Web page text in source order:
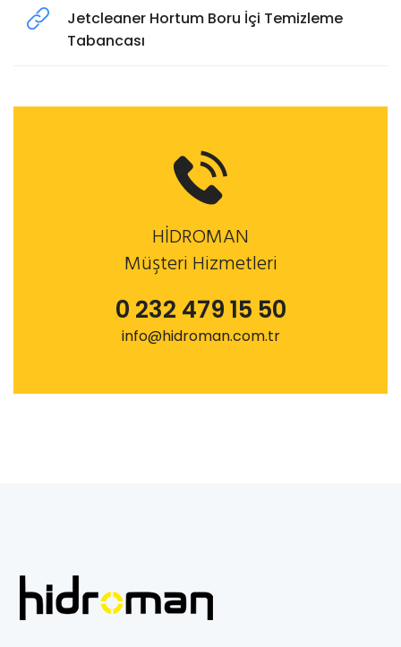
Jetcleaner Hortum Boru İçi Temizleme
Tabancası
HİDROMAN
Müşteri Hizmetleri
0 232 479 15 50
info@hidroman.com.tr